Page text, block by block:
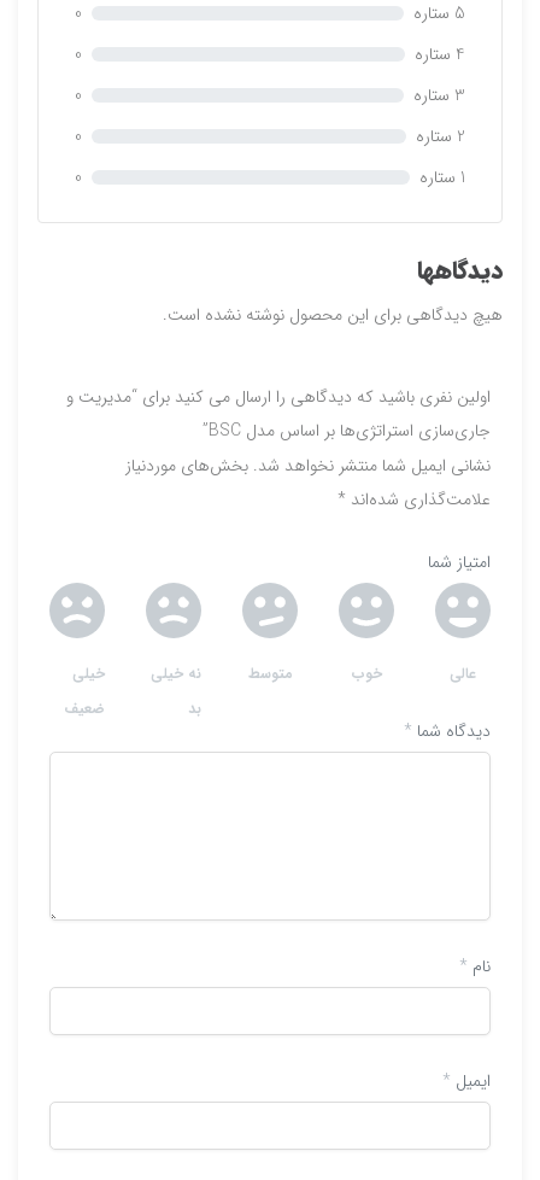
5 ستاره
0
4 ستاره
0
3 ستاره
0
2 ستاره
0
1 ستاره
0
دیدگاهها
هیچ دیدگاهی برای این محصول نوشته نشده است.
اولین نفری باشید که دیدگاهی را ارسال می کنید برای “مدیریت و
جاری‌سازی استراتژی‌ها بر اساس مدل BSC”
نشانی ایمیل شما منتشر نخواهد شد. بخش‌های موردنیاز
علامت‌گذاری شده‌اند *
امتیاز شما
خیلی
ضعیف
نه خیلی
بد
متوسط خوب عالی
دیدگاه شما *
نام *
ایمیل *